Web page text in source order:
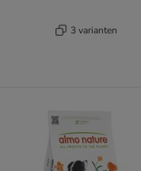
3 varianten